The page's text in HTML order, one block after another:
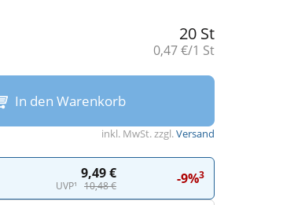
20 St
Grundpreis:
0,47 €/1 St
In den Warenkorb
inkl. MwSt. zzgl.Versand
9,49 €
UVP¹ 10,48 € -9%3